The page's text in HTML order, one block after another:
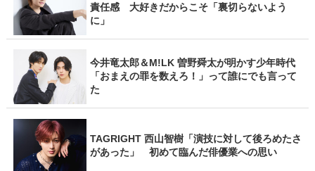
責任感 大好きだからこそ「裏切らないよう
に」
今井竜太郎＆M!LK 曽野舜太が明かす少年時代
「おまえの罪を数えろ！」って誰にでも言って
た
TAGRIGHT 西山智樹「演技に対して後ろめたさ
があった」 初めて臨んだ俳優業への思い